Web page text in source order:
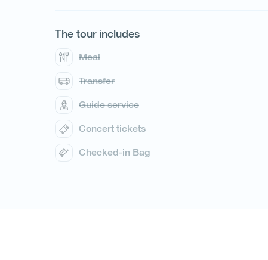
The tour includes
Meal
Transfer
Guide service
Concert tickets
Checked-in Bag